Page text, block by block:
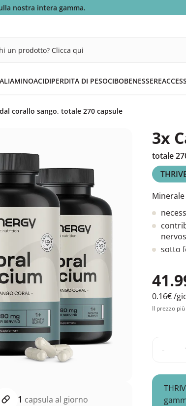
nostra intera gamma.
un prodotto? Clicca qui
AMINOACIDIPERDITA DI PESOCIBOBENESSERE
corallo sango, totale 270 capsule
1 capsula al giorno
3x
totale
sotto
0.16€/
Il prezzo